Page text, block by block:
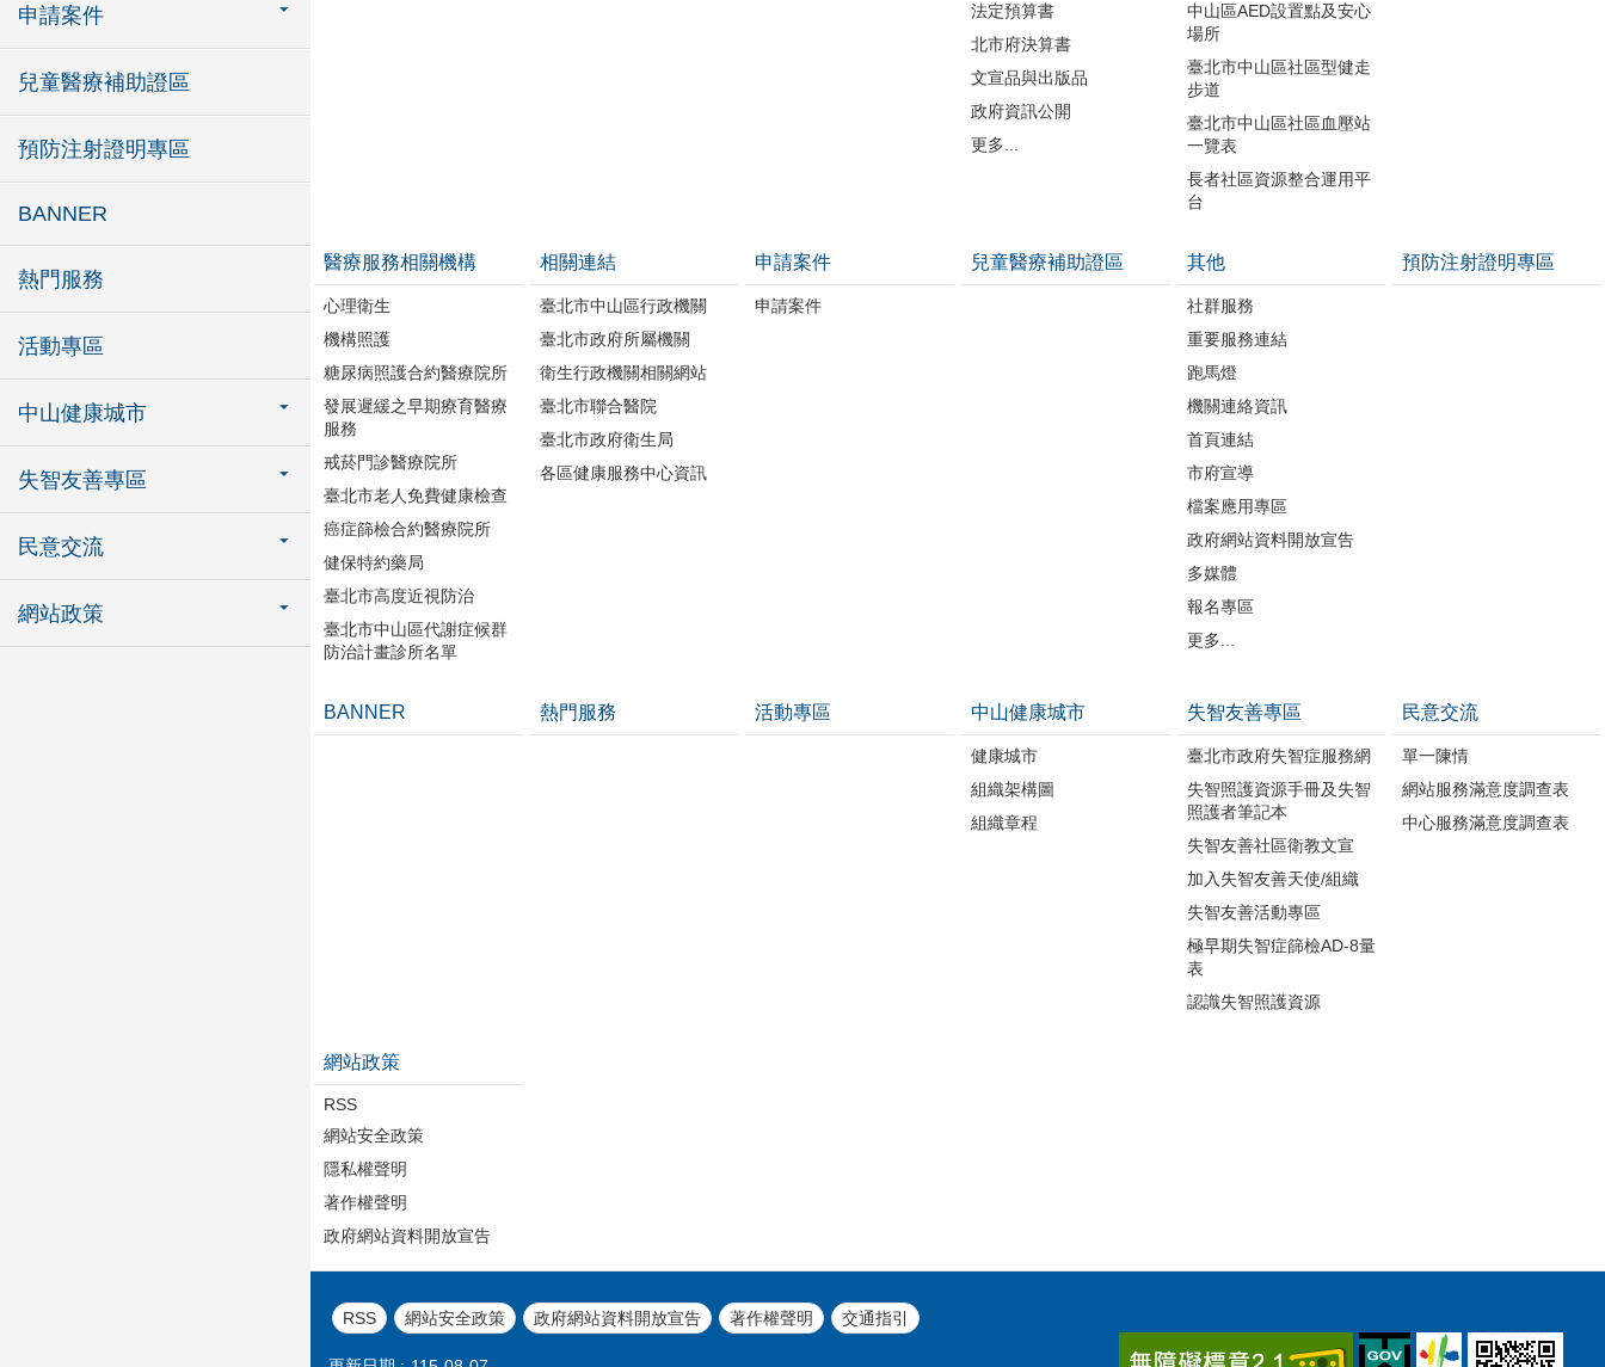
申請案件
兒童醫療補助證區
預防注射證明專區
BANNER
熱門服務
活動專區
中山健康城市
失智友善專區
民意交流
網站政策
法定預算書
北市府決算書
文宣品與出版品
政府資訊公開
更多...
中山區AED設置點及安心
場所
臺北市中山區社區型健走
步道
臺北市中山區社區血壓站
一覽表
長者社區資源整合運用平
台
醫療服務相關機構
心理衛生
機構照護
糖尿病照護合約醫療院所
發展遲緩之早期療育醫療
服務
戒菸門診醫療院所
臺北市老人免費健康檢查
癌症篩檢合約醫療院所
健保特約藥局
臺北市高度近視防治
臺北市中山區代謝症候群
防治計畫診所名單
相關連結
臺北市中山區行政機關
臺北市政府所屬機關
衛生行政機關相關網站
臺北市聯合醫院
臺北市政府衛生局
各區健康服務中心資訊
申請案件
申請案件
兒童醫療補助證區 其他
社群服務
重要服務連結
跑馬燈
機關連絡資訊
首頁連結
市府宣導
檔案應用專區
政府網站資料開放宣告
多媒體
報名專區
更多...
預防注射證明專區
BANNER 熱門服務 活動專區 中山健康城市
健康城市
組織架構圖
組織章程
失智友善專區
臺北市政府失智症服務網
失智照護資源手冊及失智
照護者筆記本
失智友善社區衛教文宣
加入失智友善天使/組織
失智友善活動專區
極早期失智症篩檢AD-8量
表
認識失智照護資源
民意交流
單一陳情
網站服務滿意度調查表
中心服務滿意度調查表
網站政策
RSS
網站安全政策
隱私權聲明
著作權聲明
政府網站資料開放宣告
RSS 網站安全政策 政府網站資料開放宣告 著作權聲明 交通指引